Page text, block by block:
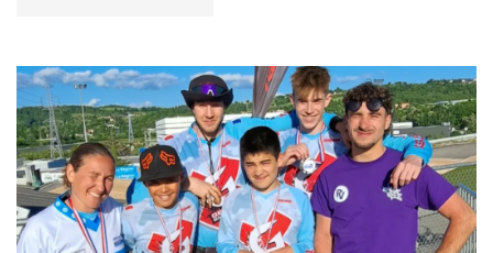
2025
5ÈME
MANCHE
–